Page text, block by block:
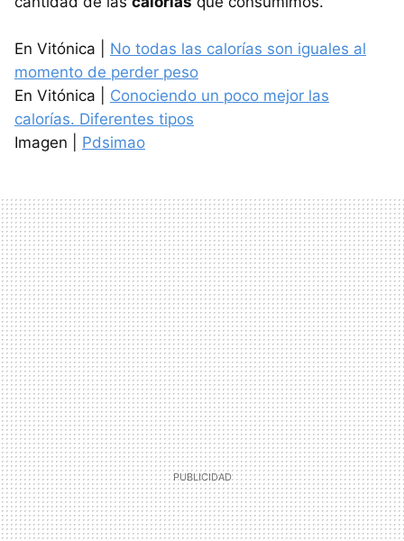
En Vitónica | No todas las calorías son iguales al
momento de perder peso
En Vitónica | Conociendo un poco mejor las
calorías. Diferentes tipos
Imagen | Pdsimao